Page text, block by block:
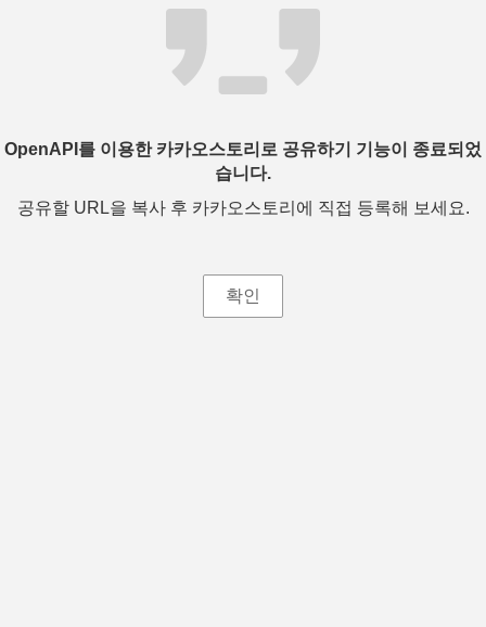
OpenAPI를 이용한 카카오스토리로 공유하기 기능이 종료되었
습니다.
공유할 URL을 복사 후 카카오스토리에 직접 등록해 보세요.
확인